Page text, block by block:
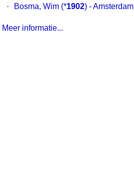
· Bosma, Wim (*1902) - Amsterdam
Meer informatie...